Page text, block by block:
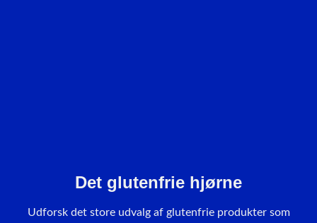
Det glutenfrie hjørne
Udforsk det store udvalg af glutenfrie produkter som